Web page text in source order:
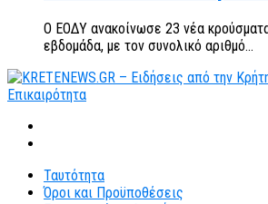
Ο ΕΟΔΥ ανακοίνωσε 23 νέα
εβδομάδα, με τον συνολικό αριθμό...
Ταυτότητα
Όροι και Προϋποθέσεις